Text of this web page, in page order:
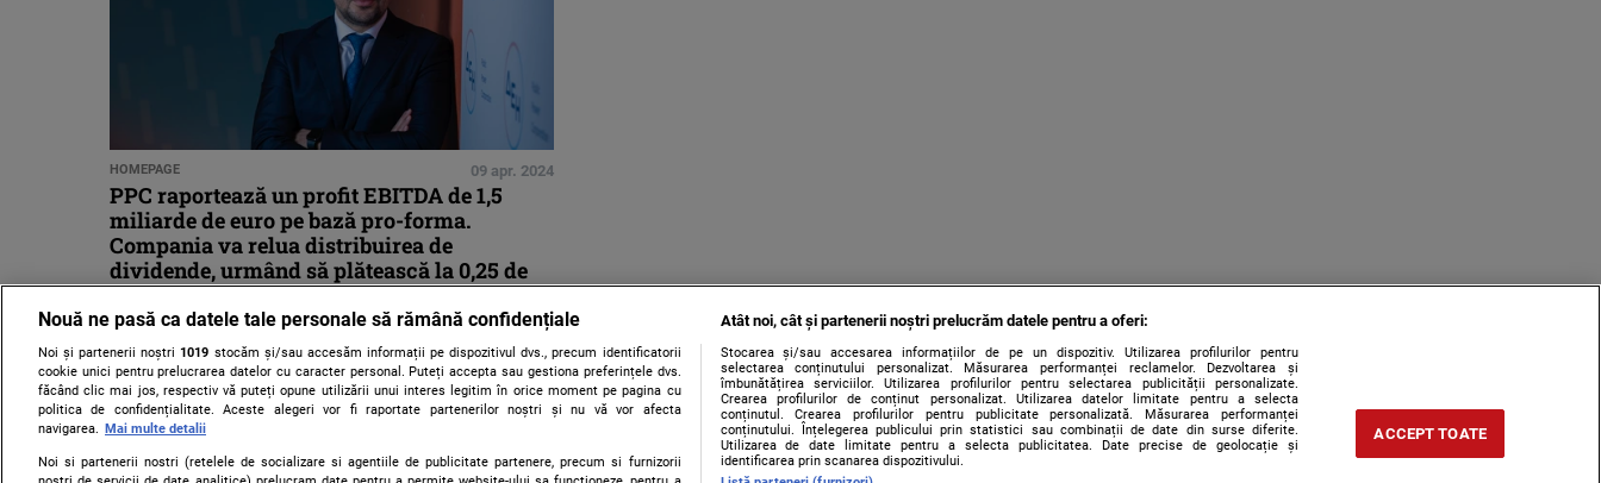
HOMEPAGE 09 apr. 2024
PPC raportează un profit EBITDA de 1,5
miliarde de euro pe bază pro-forma.
Compania va relua distribuirea de
dividende, urmând să plătească la 0,25 de
euro/acțiune
Nouă ne pasă ca datele tale personale să rămână confidențiale
Noi și partenerii noștri1019 stocăm și/sau accesăm informații pe dispozitivul dvs., precum identificatorii
cookie unici pentru prelucrarea datelor cu caracter personal. Puteți accepta sau gestiona preferințele dvs.
făcând clic mai jos, respectiv vă puteți opune utilizării unui interes legitim în orice moment pe pagina cu
politica de confidențialitate. Aceste alegeri vor fi raportate partenerilor noștri și nu vă vor afecta
navigarea.
Mai multe detalii
Noi si partenerii nostri (retelele de socializare si agentiile de publicitate partenere, precum si furnizorii
Atât noi, cât și partenerii noștri prelucrăm datele pentru a oferi:
Stocarea și/sau accesarea informațiilor de pe un dispozitiv. Utilizarea profilurilor pentru
selectarea conținutului personalizat. Măsurarea performanței reclamelor. Dezvoltarea și
îmbunătățirea serviciilor. Utilizarea profilurilor pentru selectarea publicității personalizate.
Crearea profilurilor de conținut personalizat. Utilizarea datelor limitate pentru a selecta
conținutul. Crearea profilurilor pentru publicitate personalizată. Măsurarea performanței
conținutului. Înțelegerea publicului prin statistici sau combinații de date din surse diferite.
Utilizarea de date limitate pentru a selecta publicitatea. Date precise de geolocație și
identificarea prin scanarea dispozitivului.
ACCEPT TOATE